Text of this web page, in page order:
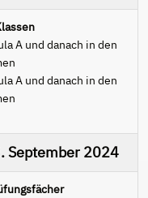
A und danach in den
A und danach in den
September 2024